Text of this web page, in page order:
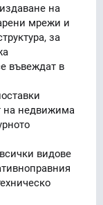
на
мрежи и
за
въвеждат в
на недвижима
видове